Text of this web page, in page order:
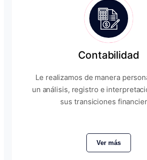
Contabilidad
Le realizamos de manera
un análisis, registro e
sus transiciones
Ver más